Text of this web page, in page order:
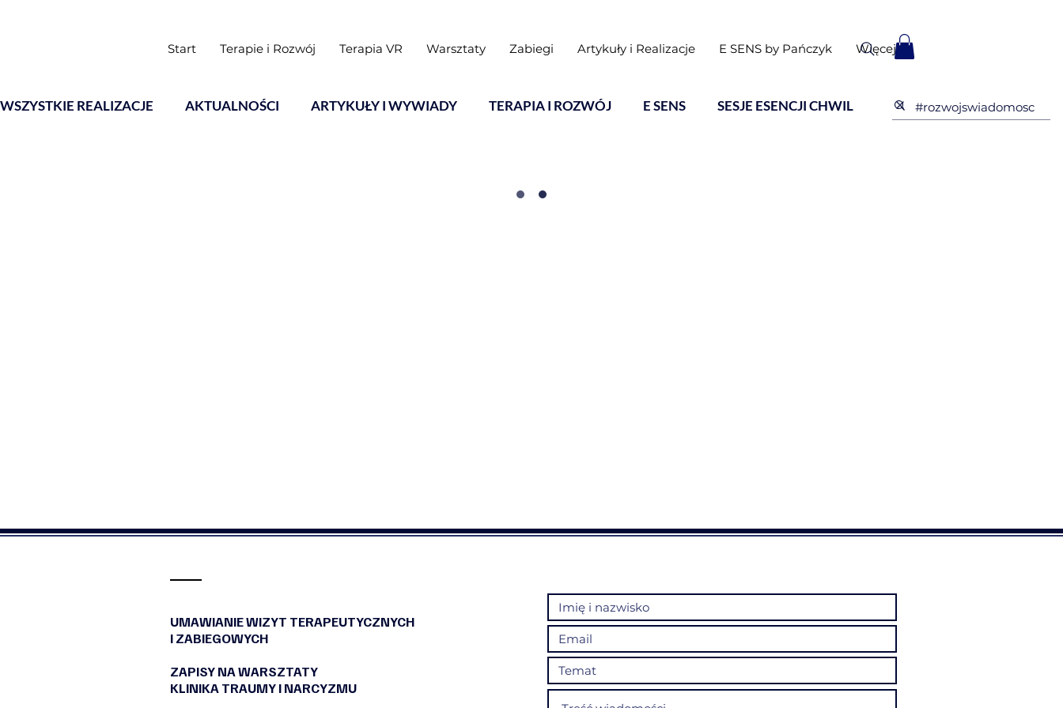
Start Terapie i Rozwój Terapia VR Warsztaty Zabiegi Artykuły i Realizacje E SENS by Pańczyk Więcej
WSZYSTKIE REALIZACJE AKTUALNOŚCI ARTYKUŁY I WYWIADY TERAPIA I ROZWÓJ E SENS SESJE ESENCJI CHWIL
UMAWIANIE WIZYT TERAPEUTYCZNYCH
I ZABIEGOWYCH
ZAPISY NA WARSZTATY
KLINIKA TRAUMY I NARCYZMU